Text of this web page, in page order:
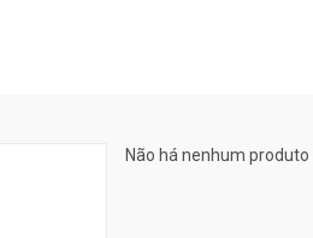
Não há nenhum